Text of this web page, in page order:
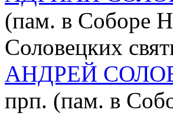
(пам. в Соборе
Соловецких
АНДРЕЙ
прп. (пам. в